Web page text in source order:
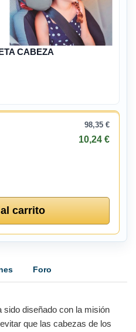
CABEZA
98,35 €
10,24 €
carrito
Foro
sido diseñado con la misión
que las cabezas de los